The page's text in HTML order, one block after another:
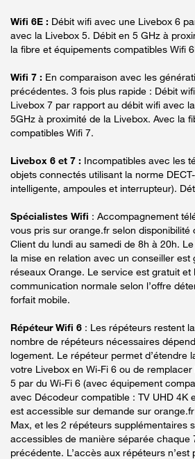
Wifi 6E : Débit wifi avec une Livebox 6
avec la Livebox 5. Débit en 5 GHz à
la fibre et équipements compatibles Wifi
Wifi 7 : En comparaison avec les
précédentes. 3 fois plus rapide : Débit
Livebox 7 par rapport au débit wifi avec
5GHz à proximité de la Livebox. Avec la
compatibles Wifi 7.
Livebox 6 et 7 : Incompatibles avec les
objets connectés utilisant la norme
intelligente, ampoules et interrupteur).
Spécialistes Wifi : Accompagnement
vous pris sur orange.fr selon disponibilité
Client du lundi au samedi de 8h à 20h.
la mise en relation avec un conseiller est
réseaux Orange. Le service est gratuit et
communication normale selon l’offre
forfait mobile.
Répéteur Wifi 6 : Les répéteurs restent
nombre de répéteurs nécessaires
logement. Le répéteur permet d’étendre
votre Livebox en Wi-Fi 6 ou de
5 par du Wi-Fi 6 (avec équipement
avec Décodeur compatible : TV UHD 4K
est accessible sur demande sur
Max, et les 2 répéteurs supplémentaires
accessibles de manière séparée chaque
précédente. L’accès aux répéteurs